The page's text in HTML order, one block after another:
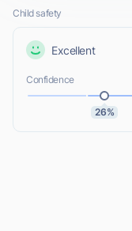
Child safety
Excellent
Confidence
26%